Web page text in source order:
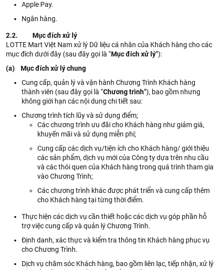
Apple Pay.
Ngân hàng.
2.2. Mục đích xử lý
LOTTE Mart Việt Nam xử lý Dữ liệu cá nhân của Khách hàng cho các
mục đích dưới đây (sau đây gọi là “Mục đích xử lý”):
(a) Mục đích xử lý chung
Cung cấp, quản lý và vận hành Chương Trình Khách hàng
thành viên (sau đây gọi là “Chương trình”), bao gồm nhưng
không giới hạn các nội dung chi tiết sau:
Chương trình tích lũy và sử dụng điểm;
Các chương trình ưu đãi cho Khách hàng như giảm giá,
khuyến mãi và sử dụng miễn phí;
Cung cấp các dịch vụ/tiện ích cho Khách hàng/ giới thiệu
các sản phẩm, dịch vụ mới của Công ty dựa trên nhu cầu
và các thói quen của Khách hàng trong quá trình tham gia
vào Chương Trình;
Các chương trình khác được phát triển và cung cấp thêm
cho Khách hàng tại từng thời điểm.
Thực hiện các dịch vụ cần thiết hoặc các dịch vụ góp phần hỗ
trợ việc cung cấp và quản lý Chương Trình.
Định danh, xác thực và kiểm tra thông tin Khách hàng phục vụ
cho Chương Trình.
Dịch vụ chăm sóc Khách hàng, bao gồm liên lạc, tiếp nhận, xử lý